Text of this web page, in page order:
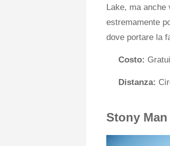
Lake, ma
estremamente
dove portare la
Costo:
Distanza:
Stony